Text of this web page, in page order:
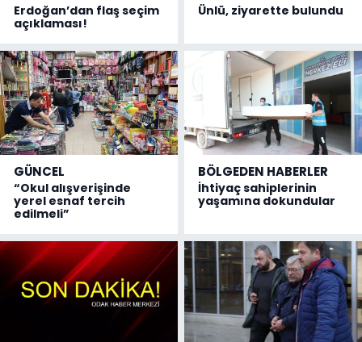
Erdoğan’dan flaş seçim
açıklaması!
Ünlü, ziyarette bulundu
GÜNCEL
“Okul alışverişinde
yerel esnaf tercih
edilmeli”
BÖLGEDEN HABERLER
İhtiyaç sahiplerinin
yaşamına dokundular